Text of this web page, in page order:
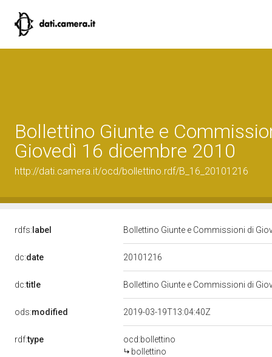
Bollettino Giunte e
Giovedì 16 dicembre 2010
http://dati.camera.it/ocd/bollettino.rdf/B_16_20101216
rdfs: label Bollettino Giunte e Commissioni di
dc:date 20101216
dc:title Bollettino Giunte e Commissioni di
ods:modified 2019-03-19T13:04:40Z
rdf:type
ocd:bollettino
bollettino